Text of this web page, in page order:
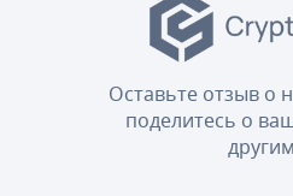
Оставьте отзыв о
поделитесь о